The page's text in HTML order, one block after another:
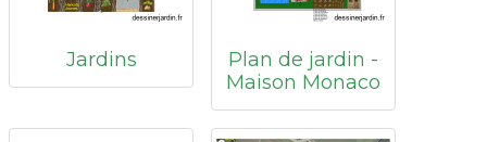
Jardins
Plan de jardin -
Maison Monaco